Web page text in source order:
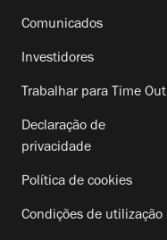
Comunicados
Investidores
Trabalhar para Time Out
Declaração de
privacidade
Política de cookies
Condições de utilização